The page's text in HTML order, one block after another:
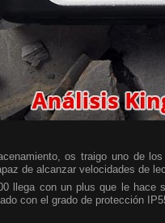
os traigo uno de
de alcanzar velocidades de
llega con un plus que le
con el grado de protección